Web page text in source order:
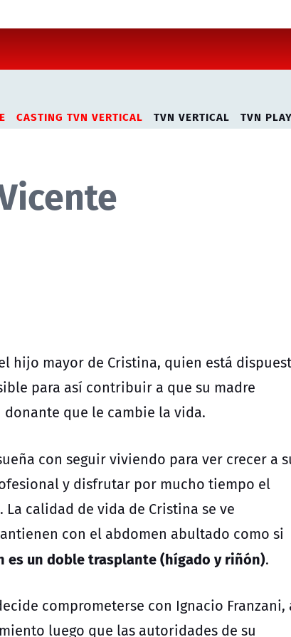
CASTING TVN VERTICAL TVN VERTICAL TVN PLAY
hijo mayor de Cristina, quien está
para así contribuir a que su madre
que le cambie la vida.
con seguir viviendo para ver crecer a
y disfrutar por mucho tiempo el
calidad de vida de Cristina se ve
con el abdomen abultado como si
es un doble trasplante (hígado y riñón).
comprometerse con Ignacio Franzani,
luego que las autoridades de su